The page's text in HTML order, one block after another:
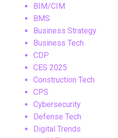
BIM/CIM
BMS
Business Strategy
Business Tech
CDP
CES 2025
Construction Tech
CPS
Cybersecurity
Defense Tech
Digital Trends